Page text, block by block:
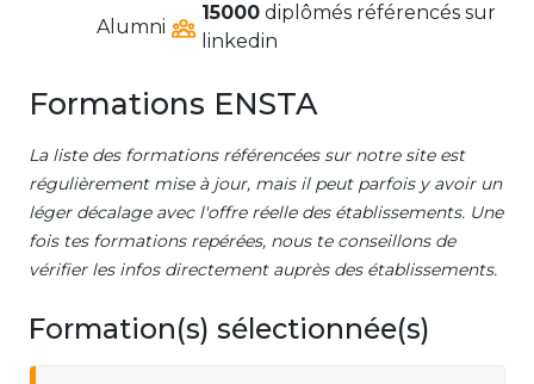
Alumni
15000 diplômés référencés sur
linkedin
Formations ENSTA
La liste des formations référencées sur notre site est
régulièrement mise à jour, mais il peut parfois y avoir un
léger décalage avec l'offre réelle des établissements. Une
fois tes formations repérées, nous te conseillons de
vérifier les infos directement auprès des établissements.
Formation(s) sélectionnée(s)